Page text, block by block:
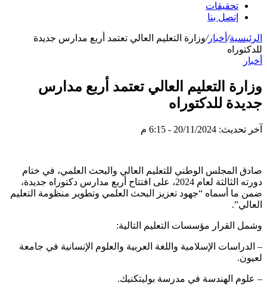
تحقيقات
إتصل بنا
الرئيسية/ أخبار/وزارة التعليم العالي تعتمد أربع مدارس جديدة
للدكتوراه
أخبار
وزارة التعليم العالي تعتمد أربع مدارس
جديدة للدكتوراه
آخر تحديث: 20/11/2024 - 6:15 م
صادق المجلس الوطني للتعليم العالي والبحث العلمي، في ختام
دورته الثالثة لعام 2024، على افتتاح أربع مدارس دكتوراه جديدة،
ضمن ما أسماه “جهود تعزيز البحث العلمي وتطوير منظومة التعليم
العالي”.
وشمل القرار مؤسسات التعليم التالية:
– الدراسات الإسلامية واللغة العربية والعلوم الإنسانية في جامعة
لعيون.
– علوم الهندسة في مدرسة بوليتكنيك.